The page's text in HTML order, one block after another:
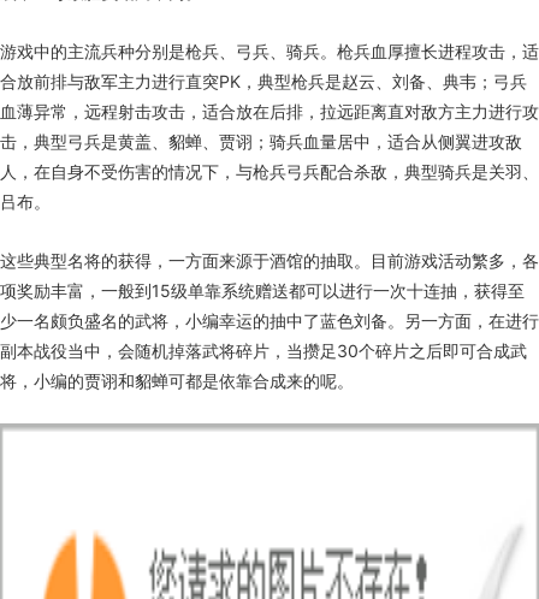
游戏中的主流兵种分别是枪兵、弓兵、骑兵。枪兵血厚擅长进程攻击，适
合放前排与敌军主力进行直突PK，典型枪兵是赵云、刘备、典韦；弓兵
血薄异常，远程射击攻击，适合放在后排，拉远距离直对敌方主力进行攻
击，典型弓兵是黄盖、貂蝉、贾诩；骑兵血量居中，适合从侧翼进攻敌
人，在自身不受伤害的情况下，与枪兵弓兵配合杀敌，典型骑兵是关羽、
吕布。
这些典型名将的获得，一方面来源于酒馆的抽取。目前游戏活动繁多，各
项奖励丰富，一般到15级单靠系统赠送都可以进行一次十连抽，获得至
少一名颇负盛名的武将，小编幸运的抽中了蓝色刘备。另一方面，在进行
副本战役当中，会随机掉落武将碎片，当攒足30个碎片之后即可合成武
将，小编的贾诩和貂蝉可都是依靠合成来的呢。